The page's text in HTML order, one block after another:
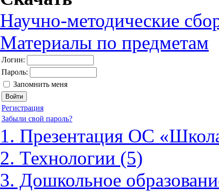
Научно-методические
Материалы по предметам
Логин:
Пароль:
Запомнить меня
Регистрация
Забыли свой пароль?
1. Презентация ОС
2. Технологии (5)
3. Дошкольное